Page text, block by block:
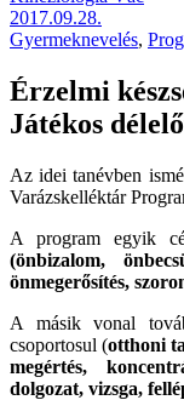
2017.09.28.
Gyermeknevelés,
Érzelmi
Játékos
Az idei tanévben
Varázskelléktár
A program egyik
(önbizalom,
önmegerősítés,
A másik vonal
csoportosul (otthoni
megértés,
dolgozat, vizsga,